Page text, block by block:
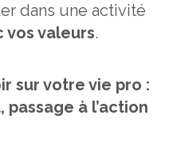
dans une activité
vos valeurs.
sur votre vie pro :
à l’action